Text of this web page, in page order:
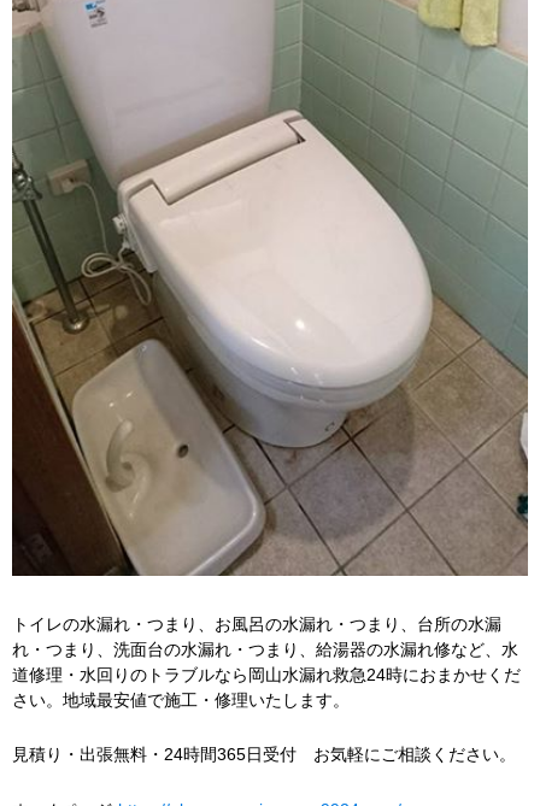
トイレの水漏れ・つまり、お風呂の水漏れ・つまり、台所の水漏
れ・つまり、洗面台の水漏れ・つまり、給湯器の水漏れ修など、水
道修理・水回りのトラブルなら岡山水漏れ救急24時におまかせくだ
さい。地域最安値で施工・修理いたします。
見積り・出張無料・24時間365日受付 お気軽にご相談ください。